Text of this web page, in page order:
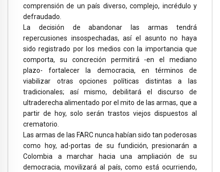
comprensión de un país diverso, complejo, incrédulo y
defraudado.
La decisión de abandonar las armas tendrá
repercusiones insospechadas, así el asunto no haya
sido registrado por los medios con la importancia que
comporta, su concreción permitirá -en el mediano
plazo- fortalecer la democracia, en términos de
viabilizar otras opciones políticas distintas a las
tradicionales; así mismo, debilitará el discurso de
ultraderecha alimentado por el mito de las armas, que a
partir de hoy, solo serán trastos viejos dispuestos al
crematorio.
Las armas de las FARC nunca habían sido tan poderosas
como hoy, ad-portas de su fundición, presionarán a
Colombia a marchar hacia una ampliación de su
democracia, movilizará al país, como está ocurriendo,